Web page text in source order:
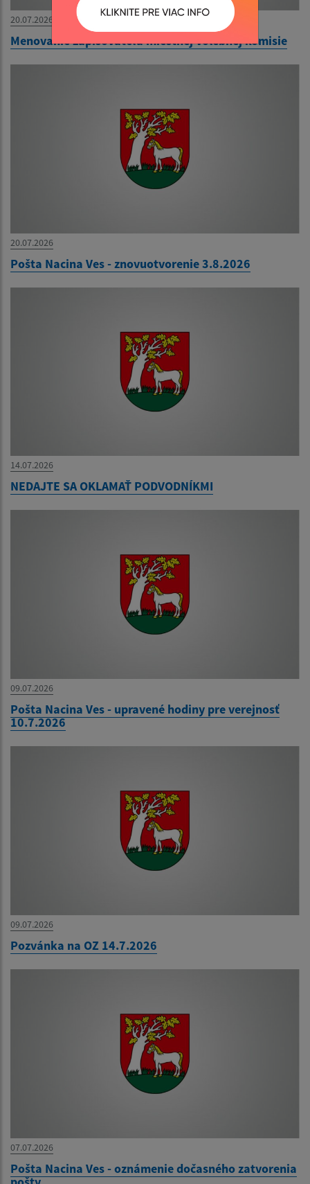
20.07.2026
Menovanie zapisovateľa miestnej volebnej komisie
20.07.2026
Pošta Nacina Ves - znovuotvorenie 3.8.2026
14.07.2026
NEDAJTE SA OKLAMAŤ PODVODNÍKMI
09.07.2026
Pošta Nacina Ves - upravené hodiny pre verejnosť
10.7.2026
09.07.2026
Pozvánka na OZ 14.7.2026
07.07.2026
Pošta Nacina Ves - oznámenie dočasného zatvorenia